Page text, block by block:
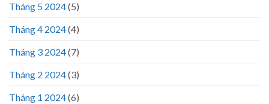
Tháng 5 2024(5)
Tháng 4 2024(4)
Tháng 3 2024(7)
Tháng 2 2024(3)
Tháng 1 2024(6)